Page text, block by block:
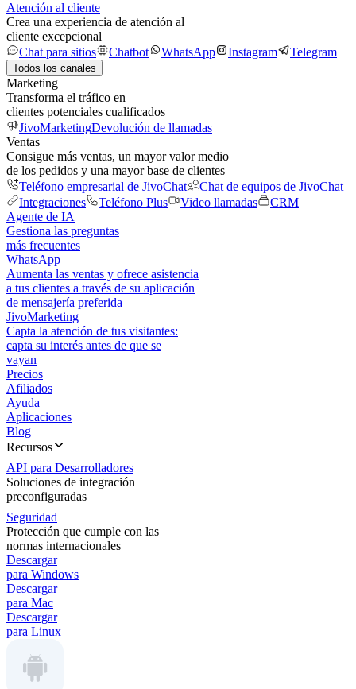
Atención al cliente
Crea una experiencia de atención al
cliente excepcional
Chat para sitios
Chatbot WhatsApp Instagram Telegram
Todos los canales
Marketing
Transforma el tráfico en
clientes potenciales cualificados
JivoMarketingDevolución de llamadas
Ventas
Consigue más ventas, un mayor valor medio
de los pedidos y una mayor base de clientes
Teléfono empresarial de JivoChat
Chat de equipos de JivoChat
Integraciones
Teléfono Plus Video llamadas
CRM
Agente de IA
Gestiona las preguntas
más frecuentes
WhatsApp
Aumenta las ventas y ofrece asistencia
a tus clientes a través de su aplicación
de mensajería preferida
JivoMarketing
Capta la atención de tus visitantes:
capta su interés antes de que se
vayan
Precios
Afiliados
Ayuda
Aplicaciones
Blog
Recursos
API para Desarrolladores
Soluciones de integración
preconfiguradas
Seguridad
Protección que cumple con las
normas internacionales
Descargar
para Windows
Descargar
para Mac
Descargar
para Linux